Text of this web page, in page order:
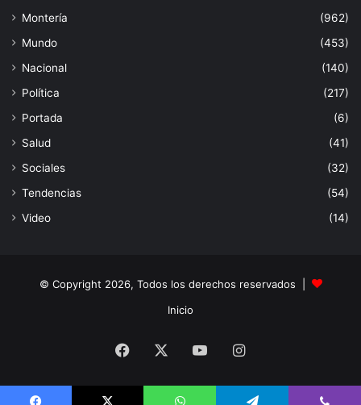
Montería
(962)
Mundo
(453)
Nacional
(140)
Política
(217)
Portada
(6)
Salud
(41)
Sociales
(32)
Tendencias
(54)
Video
(14)
© Copyright 2026, Todos los derechos reservados |
Inicio
Facebook YouTubeInstagram